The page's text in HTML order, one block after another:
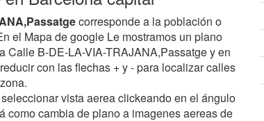
corresponde a la población o
el Mapa de google Le mostramos un plano
Calle B-DE-LA-VIA-TRAJANA,Passatge y en
con las flechas + y - para localizar calles
vista aerea clickeando en el ángulo
como cambia de plano a imagenes aereas de